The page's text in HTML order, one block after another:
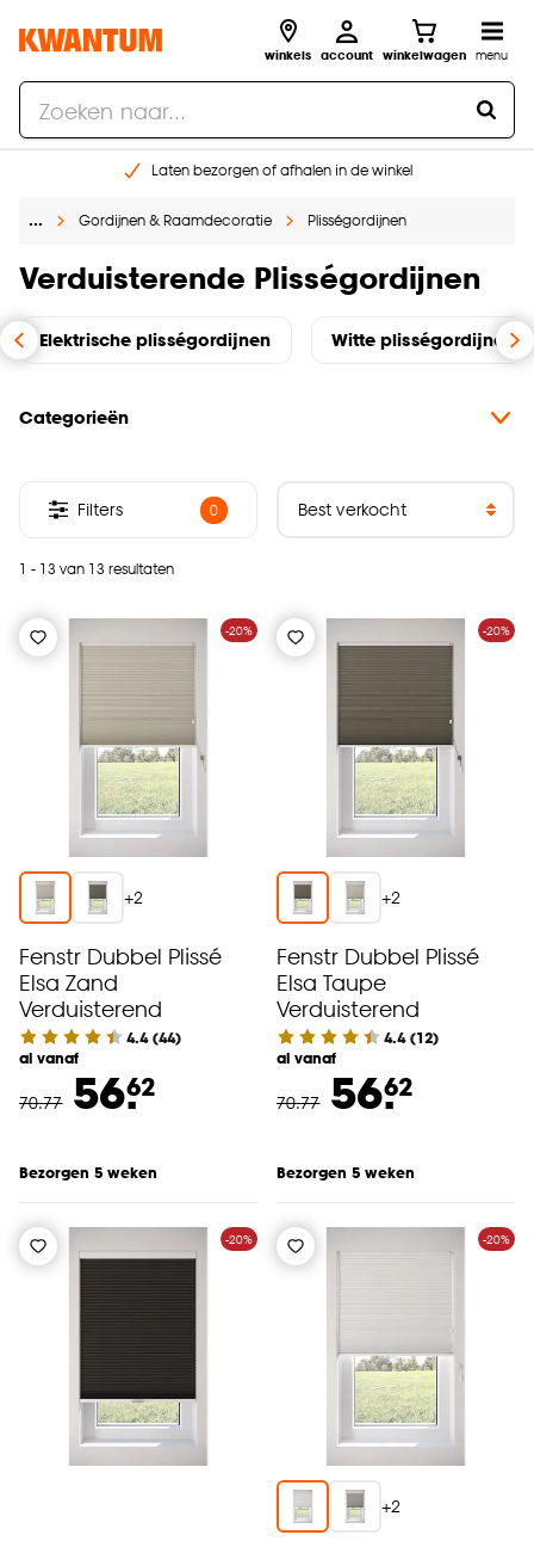
winkels account winkelwagen menu
Laten bezorgen of afhalen in de winkel
Gratis raam advies en inmeten aan huis
… Gordijnen & Raamdecoratie Plisségordijnen
Verduisterende Plisségordijnen
Elektrische plisségordijnen Witte plisségordijnen
Categorieën
1 - 13 van 13 resultaten
Filters 0
-20%
+2
Fenstr Dubbel Plissé
Elsa Zand
Verduisterend
4.4(44)
al vanaf
70.77 56.62
Bezorgen 5 weken
-20%
+2
Fenstr Dubbel Plissé
Elsa Taupe
Verduisterend
4.4(12)
al vanaf
70.77 56.62
Bezorgen 5 weken
-20% -20%
+2